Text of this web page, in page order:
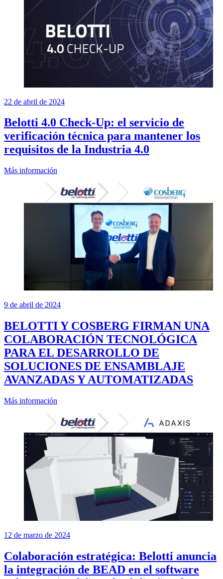
22 de abril de 2024
Belotti 4.0 Check-Up: el servicio de
verificación técnica para mantener los
requisitos de la Industria 4.0
Más información
9 de abril de 2024
BELOTTI Y COSBERG FIRMAN UNA
COLABORACIÓN TECNOLÓGICA
PARA EL DESARROLLO DE
SOLUCIONES DE ENSAMBLAJE
AVANZADAS Y AUTOMATIZADAS
Más información
12 de marzo de 2024
Colaboración estratégica: Belotti anuncia
la integración de BEAD en el software